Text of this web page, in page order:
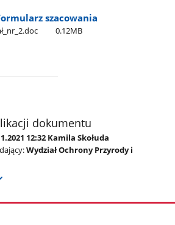
szacowania
0.12MB
dokumentu
12:32 Kamila Skołuda
Wydział Ochrony Przyrody i